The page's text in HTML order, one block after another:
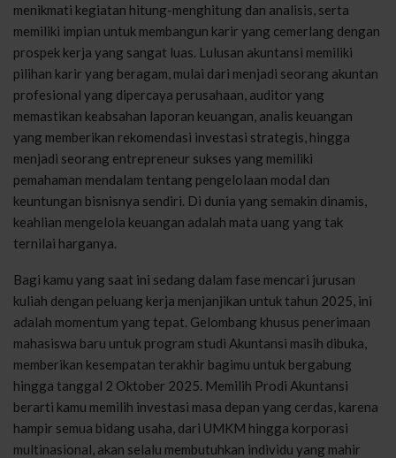
menikmati kegiatan hitung-menghitung dan analisis, serta
memiliki impian untuk membangun karir yang cemerlang dengan
prospek kerja yang sangat luas. Lulusan akuntansi memiliki
pilihan karir yang beragam, mulai dari menjadi seorang akuntan
profesional yang dipercaya perusahaan, auditor yang
memastikan keabsahan laporan keuangan, analis keuangan
yang memberikan rekomendasi investasi strategis, hingga
menjadi seorang entrepreneur sukses yang memiliki
pemahaman mendalam tentang pengelolaan modal dan
keuntungan bisnisnya sendiri. Di dunia yang semakin dinamis,
keahlian mengelola keuangan adalah mata uang yang tak
ternilai harganya.
Bagi kamu yang saat ini sedang dalam fase mencari jurusan
kuliah dengan peluang kerja menjanjikan untuk tahun 2025, ini
adalah momentum yang tepat. Gelombang khusus penerimaan
mahasiswa baru untuk program studi Akuntansi masih dibuka,
memberikan kesempatan terakhir bagimu untuk bergabung
hingga tanggal 2 Oktober 2025. Memilih Prodi Akuntansi
berarti kamu memilih investasi masa depan yang cerdas, karena
hampir semua bidang usaha, dari UMKM hingga korporasi
multinasional, akan selalu membutuhkan individu yang mahir